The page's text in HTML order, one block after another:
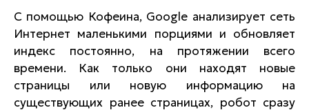
С помощью Кофеина, Google анализирует сеть
Интернет маленькими порциями и обновляет
индекс постоянно, на протяжении всего
времени. Как только они находят новые
страницы или новую информацию на
существующих ранее страницах, робот сразу